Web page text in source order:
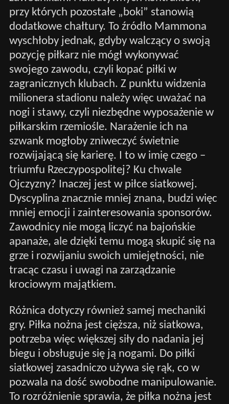
przy których pozostałe „boki” stanowią
dodatkowe chałtury. To źródło Mammona
wyschłoby jednak, gdyby walczący o swoją
pozycję piłkarz nie mógł wykonywać
swojego zawodu, czyli kopać piłki w
zagranicznych klubach. Z punktu widzenia
milionera stadionu należy więc uważać na
nogi i stawy, czyli niezbędne wyposażenie w
piłkarskim rzemiośle. Narażenie ich na
szwank mogłoby zniweczyć świetnie
rozwijającą się karierę. I to w imię czego –
triumfu Rzeczypospolitej? Ku chwale
Ojczyzny? Inaczej jest w piłce siatkowej.
Dyscyplina znacznie mniej znana, budzi więc
mniej emocji i zainteresowania sponsorów.
Zawodnicy nie mogą liczyć na bajońskie
apanaże, ale dzięki temu mogą skupić się na
grze i rozwijaniu swoich umiejętności, nie
tracąc czasu i uwagi na zarządzanie
krociowym majątkiem.
Różnica dotyczy również samej mechaniki
gry. Piłka nożna jest cięższa, niż siatkowa,
potrzeba więc większej siły do nadania jej
biegu i obsługuje się ją nogami. Do piłki
siatkowej zasadniczo używa się rąk, co w
pozwala na dość swobodne manipulowanie.
To rozróżnienie sprawia, że piłka nożna jest